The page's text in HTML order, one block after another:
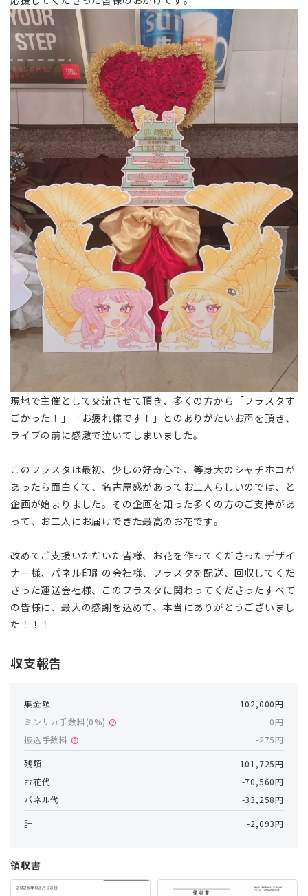
現地で主催として交流させて頂き、多くの方から「フラスタす
ごかった！」「お疲れ様です！」とのありがたいお声を頂き、
ライブの前に感激で泣いてしまいました。
このフラスタは最初、少しの好奇心で、等身大のシャチホコが
あったら面白くて、名古屋感があってお二人らしいのでは、と
企画が始まりました。その企画を知った多くの方のご支持があ
って、お二人にお届けできた最高のお花です。
改めてご支援いただいた皆様、お花を作ってくださったデザイ
ナー様、パネル印刷の会社様、フラスタを配送、回収してくだ
さった運送会社様、このフラスタに関わってくださったすべて
の皆様に、最大の感謝を込めて、本当にありがとうございまし
た！！！
収支報告
集金額
102,000円
ミンサカ手数料(0%) help
-0円
振込手数料 help -275円
残額
101,725円
お花代
-70,560円
パネル代
-33,258円
計 -2,093円
領収書